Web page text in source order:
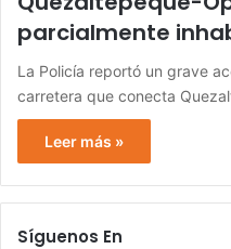
parcialmente
La Policía reportó un grave
carretera que conecta
Leer más »
Síguenos En